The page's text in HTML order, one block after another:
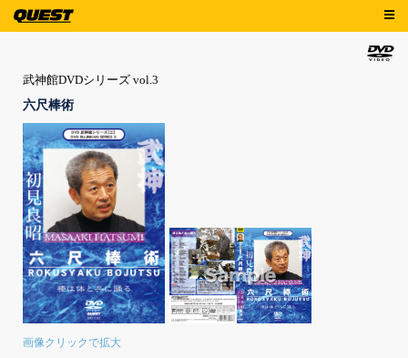
武神館DVDシリーズ vol.3
六尺棒術
画像クリックで拡大